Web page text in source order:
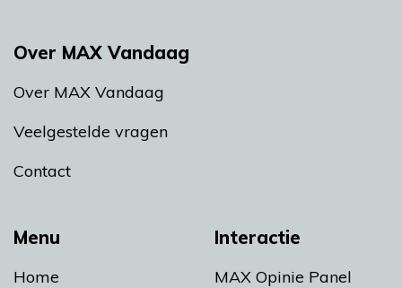
Menu
Home
Interactie
MAX Opinie Panel
Over MAX Vandaag
Over MAX Vandaag
Veelgestelde vragen
Contact